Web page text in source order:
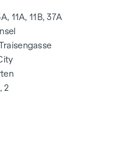
und
„puck“
11A, 11B, 37A
2